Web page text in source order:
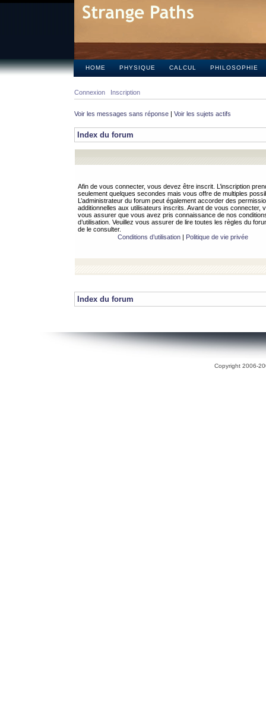
HOME PHYSIQUE CALCUL PHILOSOPHIE
Connexion Inscription
Voir les messages sans réponse | Voir les sujets actifs
Index du forum
Afin de vous connecter, vous devez être inscrit. L’inscription
seulement quelques secondes mais vous offre de multiples
L’administrateur du forum peut également accorder des
additionnelles aux utilisateurs inscrits. Avant de vous connecter,
vous assurer que vous avez pris connaissance de nos
d’utilisation. Veuillez vous assurer de lire toutes les règles du
de le consulter.
Conditions d’utilisation| Politique de vie privée
Index du forum
Copyright 2006-